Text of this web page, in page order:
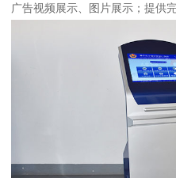
广告视频展示、图片展示；提供